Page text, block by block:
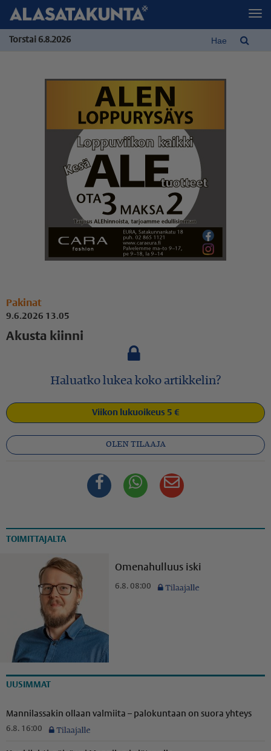
Torstai 6.8.2026
Pakinat
9.6.2026 13.05
Akusta kiinni
Haluatko lukea koko artikkelin?
Viikon lukuoikeus 5 €
OLEN TILAAJA
FacebookWhatsappSähköposti
TOIMITTAJALTA
Omenahulluus iski
6.8. 08:00
UUSIMMAT
Mannilassakin ollaan valmiita – palokuntaan on suora yhteys
6.8. 16:00